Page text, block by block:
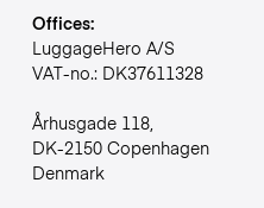
Offices:
LuggageHero A/S
VAT-no.: DK37611328
Århusgade 118,
DK-2150 Copenhagen
Denmark